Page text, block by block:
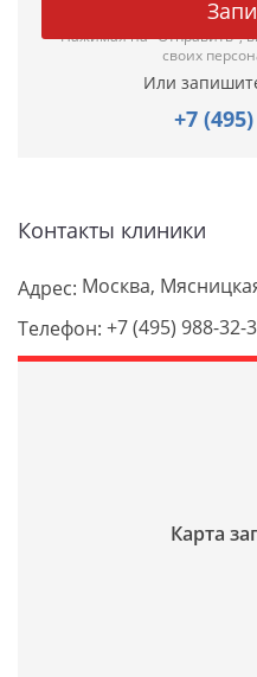
Нажимая на "Отправить",
своих
Или
+7
Контакты клиники
Адрес: Москва,
Телефон: +7 (495) 988-32-